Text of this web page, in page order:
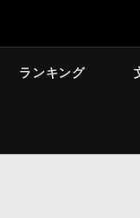
ランキング